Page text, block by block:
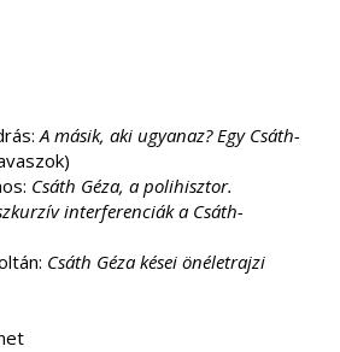
A másik, aki ugyanaz? Egy Csáth-
Csáth Géza, a polihisztor.
interferenciák a Csáth-
Csáth Géza kései önéletrajzi